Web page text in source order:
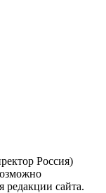
Россия)
редакции сайта.